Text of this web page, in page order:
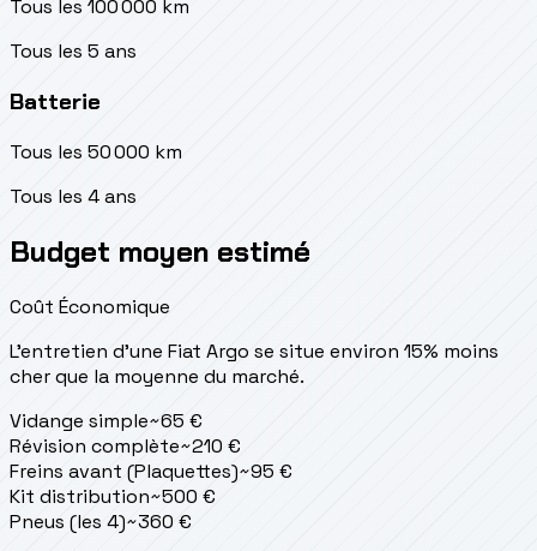
Tous les 100 000 km
Tous les 5 ans
Batterie
Tous les 50 000 km
Tous les 4 ans
Budget moyen estimé
Coût Économique
L'entretien d'une Fiat Argo se situe environ 15% moins
cher que la moyenne du marché.
Vidange simple~65 €
Révision complète~210 €
Freins avant (Plaquettes)~95 €
Kit distribution~500 €
Pneus (les 4)~360 €